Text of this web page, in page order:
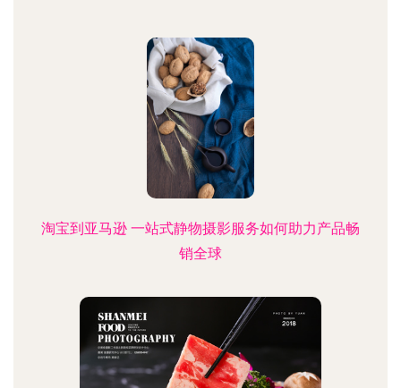
淘宝到亚马逊 一站式静物摄影服务如何助力产品畅
销全球